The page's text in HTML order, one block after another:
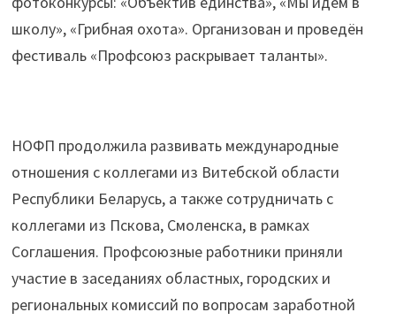
школу», «Грибная охота». Организован и проведён
фестиваль «Профсоюз раскрывает таланты».
НОФП продолжила развивать международные
отношения с коллегами из Витебской области
Республики Беларусь, а также сотрудничать с
коллегами из Пскова, Смоленска, в рамках
Соглашения. Профсоюзные работники приняли
участие в заседаниях областных, городских и
региональных комиссий по вопросам заработной